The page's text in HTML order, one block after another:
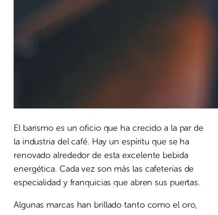
El barismo es un oficio que ha crecido a la par de
la industria del café. Hay un espíritu que se ha
renovado alrededor de esta excelente bebida
energética. Cada vez son más las cafeterías de
especialidad y franquicias que abren sus puertas.
Algunas marcas han brillado tanto como el oro,